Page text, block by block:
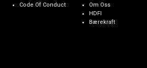
Code Of Conduct
Om Oss
HDFI
Bærekraft